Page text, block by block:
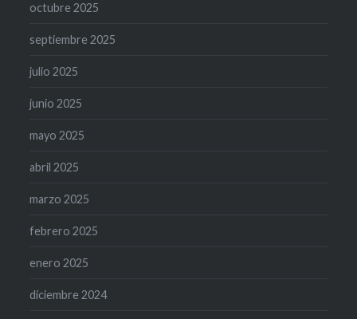
octubre 2025
septiembre 2025
julio 2025
junio 2025
mayo 2025
abril 2025
marzo 2025
febrero 2025
enero 2025
diciembre 2024